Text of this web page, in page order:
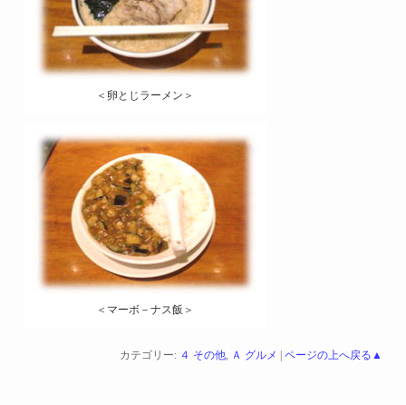
＜卵とじラーメン＞
＜マーボ－ナス飯＞
カテゴリー: ４ その他, Ａ グルメ | ページの上へ戻る▲